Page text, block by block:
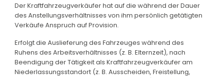
Der Kraftfahrzeugverkäufer hat auf die während der Dauer
des Anstellungsverhältnisses von ihm persönlich getätigten
Verkäufe Anspruch auf Provision.
Erfolgt die Auslieferung des Fahrzeuges während des
Ruhens des Arbeitsverhältnisses (z. B. Elternzeit), nach
Beendigung der Tätigkeit als Kraftfahrzeugverkäufer am
Niederlassungsstandort (z. B. Ausscheiden, Freistellung,